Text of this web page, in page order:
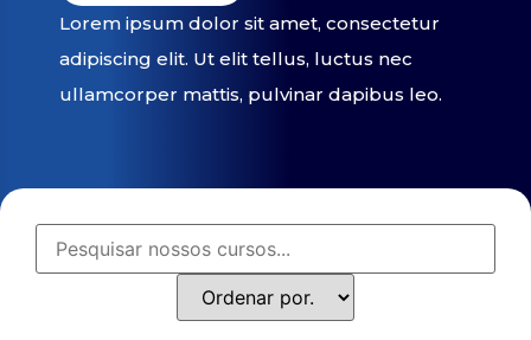
Lorem ipsum dolor sit amet, consectetur
adipiscing elit. Ut elit tellus, luctus nec
ullamcorper mattis, pulvinar dapibus leo.